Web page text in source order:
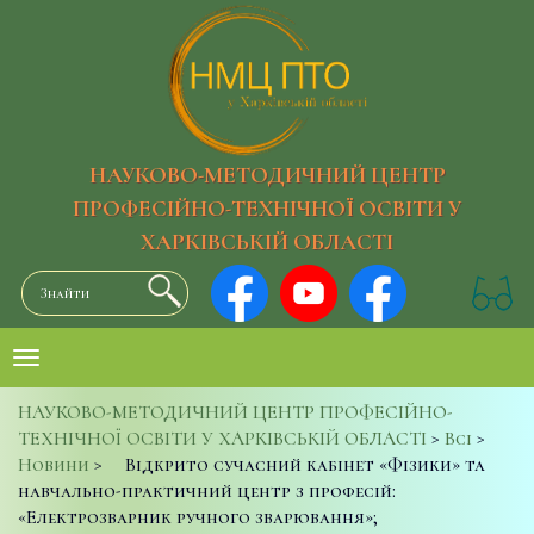
НАУКОВО-МЕТОДИЧНИЙ ЦЕНТР
ПРОФЕСІЙНО-ТЕХНІЧНОЇ ОСВІТИ У
ХАРКІВСЬКІЙ ОБЛАСТІ
НАУКОВО-МЕТОДИЧНИЙ ЦЕНТР ПРОФЕСІЙНО-
ТЕХНІЧНОЇ ОСВІТИ У ХАРКІВСЬКІЙ ОБЛАСТІ > Всі >
Новини >
Відкрито сучасний кабінет «Фізики» та
навчально-практичний центр з професій:
«Електрозварник ручного зварювання»;